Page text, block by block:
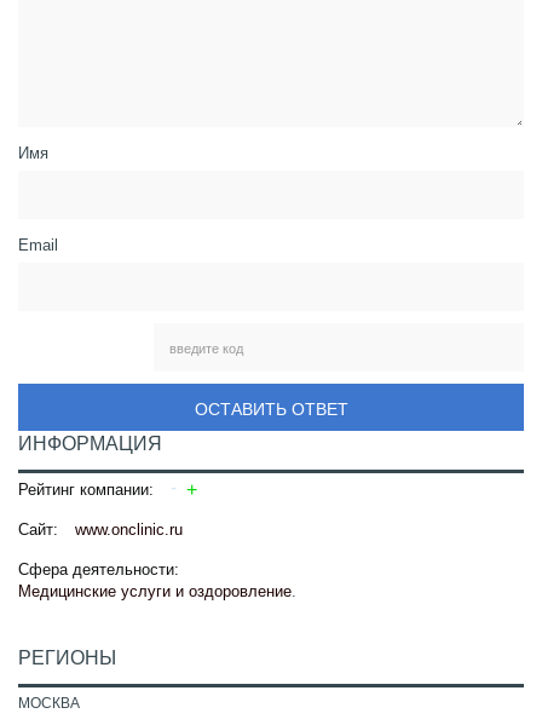
Имя
Email
ОСТАВИТЬ ОТВЕТ
ИНФОРМАЦИЯ
Рейтинг компании:
Сайт: www.onclinic.ru
Сфера деятельности:
Медицинские услуги и оздоровление.
РЕГИОНЫ
МОСКВА